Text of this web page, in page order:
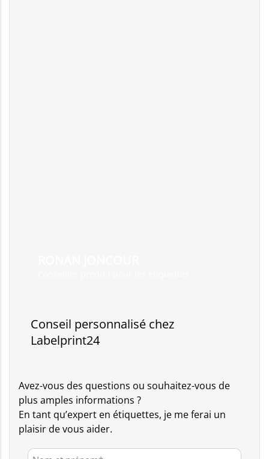
Conseil personnalisé chez
Labelprint24
Avez-vous des questions ou souhaitez-vous de
plus amples informations ?
En tant qu’expert en étiquettes, je me ferai un
plaisir de vous aider.